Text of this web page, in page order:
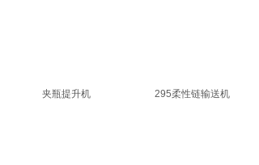
夹瓶提升机 295柔性链输送机